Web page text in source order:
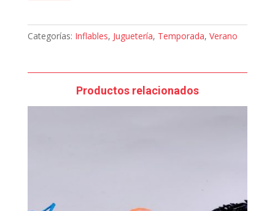
Categorías: Inflables, Juguetería, Temporada, Verano
Productos relacionados